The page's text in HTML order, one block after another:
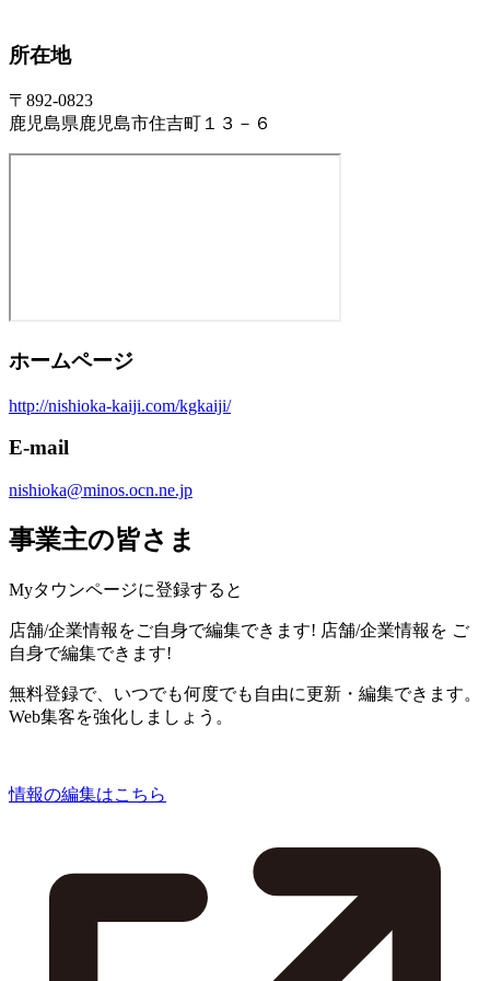
所在地
〒892-0823
鹿児島県鹿児島市住吉町１３－６
ホームページ
http://nishioka-kaiji.com/kgkaiji/
E-mail
nishioka@minos.ocn.ne.jp
事業主の皆さま
Myタウンページに登録すると
店舗/企業情報をご自身で編集できます! 店舗/企業情報を ご
自身で編集できます!
無料登録で、いつでも何度でも自由に更新・編集できます。
Web集客を強化しましょう。
情報の編集はこちら